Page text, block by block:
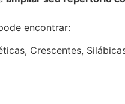
encontrar:
Crescentes,